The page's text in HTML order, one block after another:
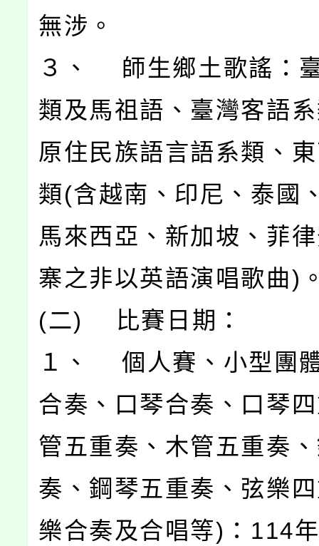
無涉。
３、 師生鄉土歌謠：
類及馬祖語、臺灣客語
原住民族語言語系類、
類(含越南、印尼、泰國
馬來西亞、新加坡、菲
寨之非以英語演唱歌曲)
(二) 比賽日期：
１、 個人賽、小型團
合奏、口琴合奏、口琴
管五重奏、木管五重奏
奏、鋼琴五重奏、弦樂
樂合奏及合唱等)：114